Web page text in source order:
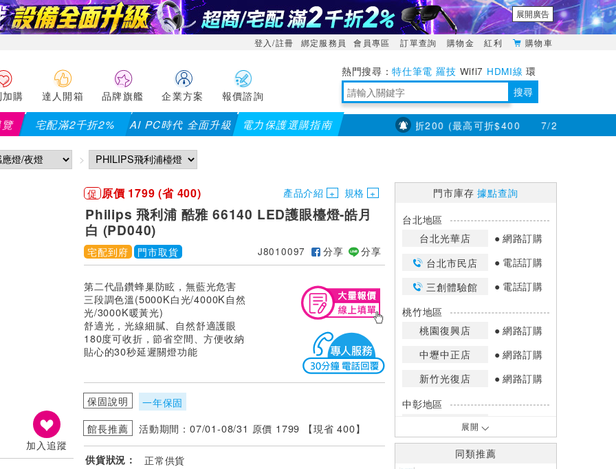
展開廣告
登入/註冊 綁定服務員 會員專區 訂單查詢 購物金 紅利 購物車
購 達人開箱 品牌旗艦 企業方案 報價諮詢
特仕筆電 羅技 Wifi7 HDMI線 環
境量測 明緯POWER 搜尋
覽 宅配滿2千折2% AI PC時代 全面升級 電力保護選購指南
全館滿千折百(部分品項不適用，滿2千折200...) 儀錶指定款單筆滿8000折200 (最高可折$400 7/23~8/31【耳機喇叭】
加入追蹤
促 原價 1799 (省 400) 產品介紹 規格
Philips 飛利浦 酷雅 66140 LED護眼檯燈-皓月
白 (PD040)
宅配到府 門市取貨 J8010097 分享 分享
第二代晶鑽蜂巢防眩，無藍光危害
三段調色溫(5000K白光/4000K自然
光/3000K暖黃光)
舒適光，光線細膩、自然舒適護眼
180度可收折，節省空間、方便收納
貼心的30秒延遲關燈功能
保固說明
一年保固
館長推薦
活動期間：07/01-08/31 原價 1799 【現省 400】
供貨狀況： 正常供貨
門市庫存據點查詢
台北地區
台北光華店
網路訂購
台北市民店
電話訂購
三創體驗館
電話訂購
桃竹地區
桃園復興店
網路訂購
中壢中正店
網路訂購
新竹光復店
網路訂購
中彰地區
台中英才店
嘉南地區
展開
同類推薦